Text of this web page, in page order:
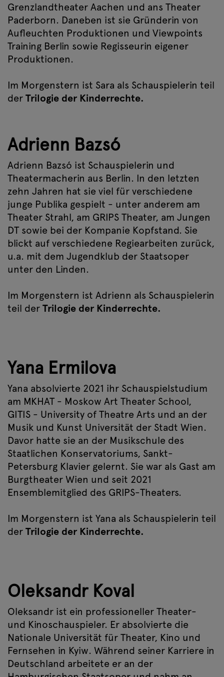
Grenzlandtheater Aachen und ans Theater
Paderborn. Daneben ist sie Gründerin von
Aufleuchten Produktionen und Viewpoints
Training Berlin sowie Regisseurin eigener
Produktionen.
Im Morgenstern ist Sara als Schauspielerin teil
der Trilogie der Kinderrechte.
Adrienn Bazsó
Adrienn Bazsó ist Schauspielerin und
Theatermacherin aus Berlin. In den letzten
zehn Jahren hat sie viel für verschiedene
junge Publika gespielt - unter anderem am
Theater Strahl, am GRIPS Theater, am Jungen
DT sowie bei der Kompanie Kopfstand. Sie
blickt auf verschiedene Regiearbeiten zurück,
u.a. mit dem Jugendklub der Staatsoper
unter den Linden.
Im Morgenstern ist Adrienn als Schauspielerin
teil der Trilogie der Kinderrechte.
Yana Ermilova
Yana absolvierte 2021 ihr Schauspielstudium
am MKHAT - Moskow Art Theater School,
GITIS - University of Theatre Arts und an der
Musik und Kunst Universität der Stadt Wien.
Davor hatte sie an der Musikschule des
Staatlichen Konservatoriums, Sankt-
Petersburg Klavier gelernt. Sie war als Gast am
Burgtheater Wien und seit 2021
Ensemblemitglied des GRIPS-Theaters.
Im Morgenstern ist Yana als Schauspielerin teil
der Trilogie der Kinderrechte.
Oleksandr Koval
Oleksandr ist ein professioneller Theater-
und Kinoschauspieler. Er absolvierte die
Nationale Universität für Theater, Kino und
Fernsehen in Kyiw. Während seiner Karriere in
Deutschland arbeitete er an der